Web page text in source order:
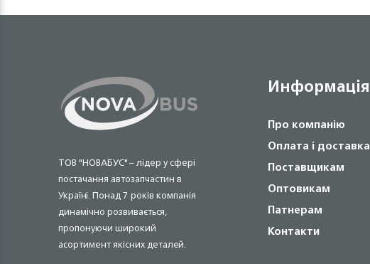
ТОВ "НОВАБУС" – лідер у сфері
постачання автозапчастин в
Україні. Понад 7 років компанія
динамічно розвивається,
пропонуючи широкий
асортимент якісних деталей.
Информація
Про компанію
Оплата і доставка
Поставщикам
Оптовикам
Патнерам
Контакти